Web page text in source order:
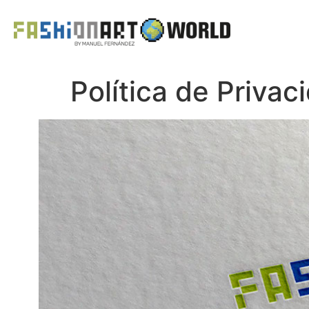
Política de